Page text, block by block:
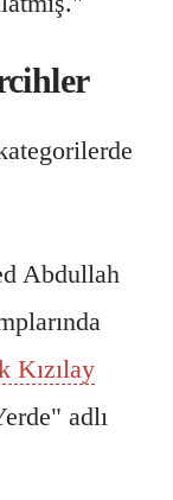
Abdullah
Kızılay
adlı